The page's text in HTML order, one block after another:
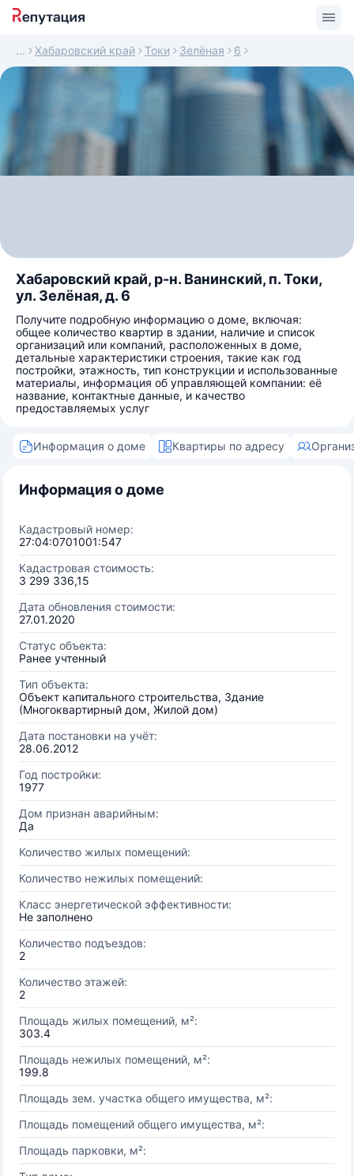
Хабаровский край Токи Зелёная 6
Хабаровский край, р-н. Ванинский, п. Токи,
ул. Зелёная, д. 6
Получите подробную информацию о доме, включая:
общее количество квартир в здании, наличие и список
организаций или компаний, расположенных в доме,
детальные характеристики строения, такие как год
постройки, этажность, тип конструкции и использованные
материалы, информация об управляющей компании: её
название, контактные данные, и качество
предоставляемых услуг
Информация о доме Квартиры по адресу
Информация о доме
Кадастровый номер:
27:04:0701001:547
Кадастровая стоимость:
3 299 336,15
Дата обновления стоимости:
27.01.2020
Статус объекта:
Ранее учтенный
Тип объекта:
Объект капитального строительства, Здание
(Многоквартирный дом, Жилой дом)
Дата постановки на учёт:
28.06.2012
Год постройки:
1977
Дом признан аварийным:
Да
Количество жилых помещений:
Количество нежилых помещений:
Класс энергетической эффективности:
Не заполнено
Количество подъездов:
2
Количество этажей:
2
Площадь жилых помещений, м²:
303.4
Площадь нежилых помещений, м²:
199.8
Площадь зем. участка общего имущества, м²:
Площадь помещений общего имущества, м²:
Площадь парковки, м²: